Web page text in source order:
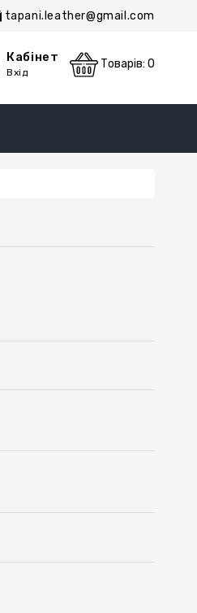
tapani.leather@gmail.com
Кабінет
Вхід
Товарів: 0